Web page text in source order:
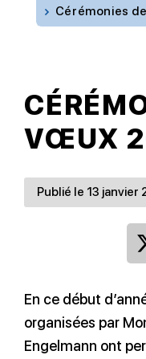
Cérémonies
VŒUX
Publié le 13 janvier
En ce début
organisées par
Engelmann ont